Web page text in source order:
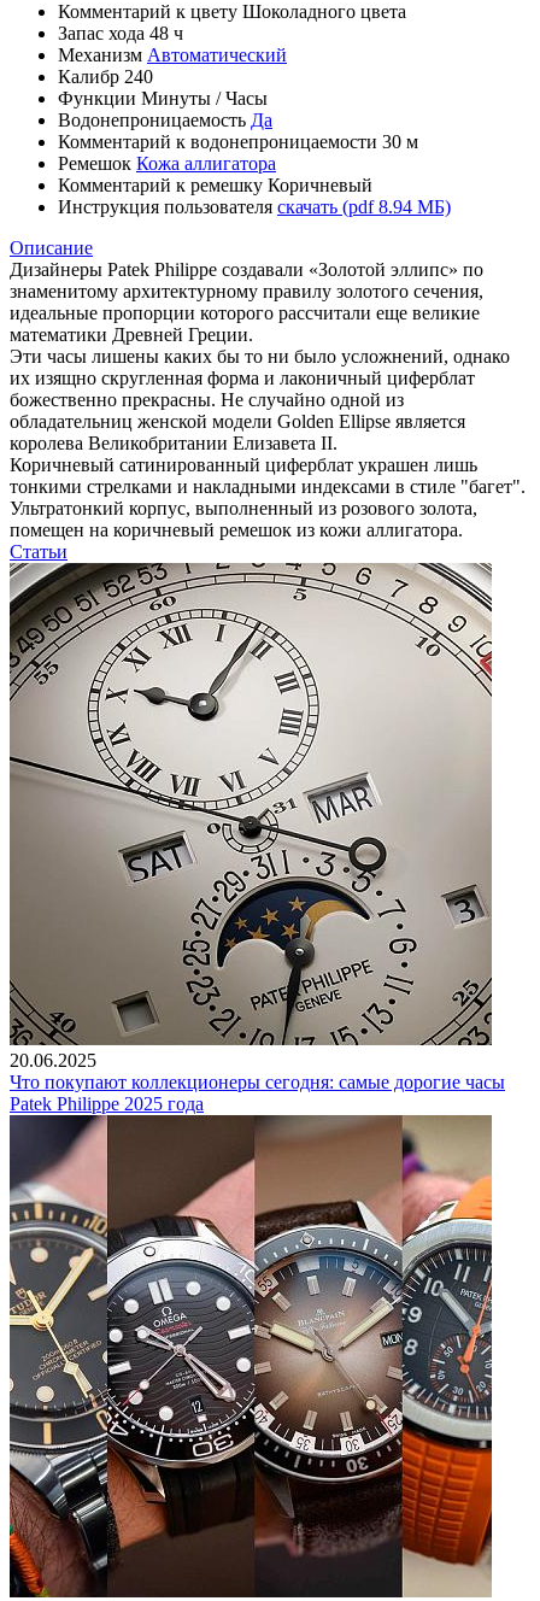
Комментарий к цвету Шоколадного цвета
Запас хода 48 ч
Механизм Автоматический
Калибр 240
Функции Минуты /Часы
Водонепроницаемость Да
Комментарий к водонепроницаемости 30 м
Ремешок Кожа аллигатора
Комментарий к ремешку Коричневый
Инструкция пользователя скачать (pdf 8.94 МБ)
Описание
Дизайнеры Patek Philippe создавали «Золотой эллипс» по
знаменитому архитектурному правилу золотого сечения,
идеальные пропорции которого рассчитали еще великие
математики Древней Греции.
Эти часы лишены каких бы то ни было усложнений, однако
их изящно скругленная форма и лаконичный циферблат
божественно прекрасны. Не случайно одной из
обладательниц женской модели Golden Ellipse является
королева Великобритании Елизавета II.
Коричневый сатинированный циферблат украшен лишь
тонкими стрелками и накладными индексами в стиле "багет".
Ультратонкий корпус, выполненный из розового золота,
помещен на коричневый ремешок из кожи аллигатора.
Статьи
20.06.2025
Что покупают коллекционеры сегодня: самые дорогие часы
Patek Philippe 2025 года